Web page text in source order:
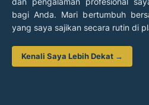
bagi Anda. Mari bertumbuh
yang saya sajikan secara rutin di
Kenali Saya Lebih Dekat →